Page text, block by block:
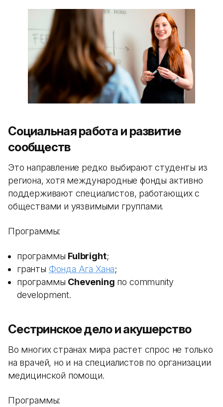
Социальная работа и развитие
сообществ
Это направление редко выбирают студенты из
региона, хотя международные фонды активно
поддерживают специалистов, работающих с
обществами и уязвимыми группами.
Программы:
программы Fulbright;
гранты Фонда Ага Хана;
программы Chevening по community
development.
Сестринское дело и акушерство
Во многих странах мира растет спрос не только
на врачей, но и на специалистов по организации
медицинской помощи.
Программы: